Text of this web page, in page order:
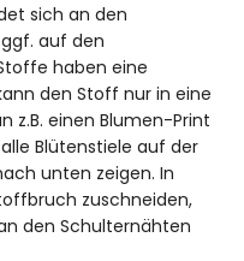
sich an den
auf den
haben eine
den Stoff nur in eine
z.B. einen Blumen-Print
Blütenstiele auf der
unten zeigen. In
zuschneiden,
den Schulternähten